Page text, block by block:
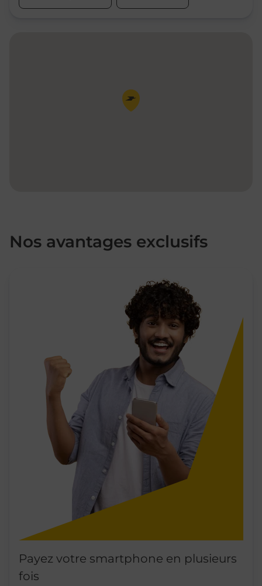
Pin de la carte
Nos avantages exclusifs
Payez votre smartphone en plusieurs
fois